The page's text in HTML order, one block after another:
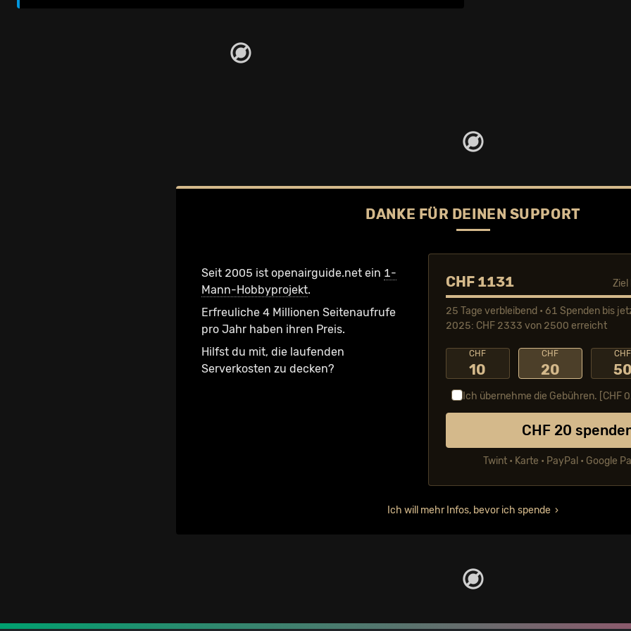
DANKE FÜR DEINEN SUPPORT
Seit 2005 ist openairguide.net ein 1-
Mann-Hobbyprojekt.
Erfreuliche 4 Millionen Seiten­aufrufe
pro Jahr haben ihren Preis.
Hilfst du mit, die laufenden
Serverkosten zu decken?
CHF 1131
25 Tage verbleibend • 61 Spenden bis
2025: CHF 2333 von 2500 erreicht
CHF
10
CHF
20
CHF
50
Ich übernehme die Gebühren. [CHF
CHF 20
Twint • Karte • PayPal • Google
Ich will mehr Infos, bevor ich spende